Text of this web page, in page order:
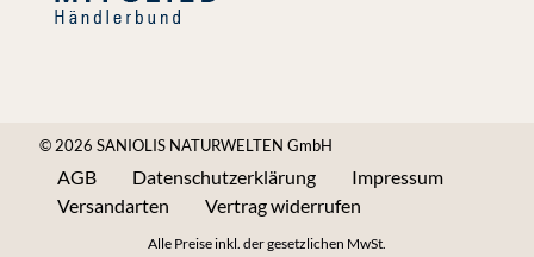
© 2026 SANIOLIS NATURWELTEN GmbH
AGB Datenschutzerklärung
Impressum
Versandarten
Vertrag widerrufen
Alle Preise inkl. der gesetzlichen MwSt.